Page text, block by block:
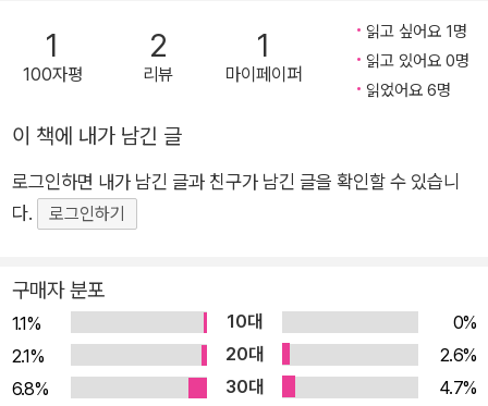
이번에 복간했다. 남로당 뿌리는 1925년 결성된 조선공산당 박
헌영은 충남 예산에서 1900년 5월 1일 출생했다. 경성고보 졸업
후 미국에 건너가기 위해 열심히 영어 공부를 했으나 여러 사정
때문에 단념하고 서울에 머무는 동안 공산주의 사상에 물들었다.
20세 되던 해 박헌영은 중국 상하이로 떠났다. 거기서 러시아 거
주 조선인 공산주의자들이 조직한 이르쿠츠크파(派) 고려공산당
지부에 평당원으로 입당했다. 당시 여운형(呂運亨)은 지부를 이
스크바에서 열린 극동 인민대표자대회에 고려공산청년동맹의 대
표로서 참가했다. 이 대회에서 박헌영은 국제공산당으로부터 은
밀히 지령을 받아 서울로의 잠입을 시도하다가 일본 경찰에 체포
되어 1년 6개월 동안 복역했다. 그 후 서울로 온 박헌영은 합법적
1
100자평
2
리뷰
1
마이페이퍼
읽고 싶어요 1명
읽고 있어요 0명
읽었어요 6명
이 책에 내가 남긴 글
로그인하면 내가 남긴 글과 친구가 남긴 글을 확인할 수 있습니
다.
로그인하기
구매자 분포
1.1% 10대
0%
2.1%
20대
2.6%
6.8%
30대
4.7%